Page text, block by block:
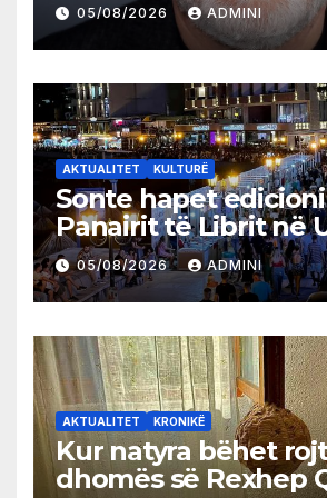
05/08/2026 ADMINI
AKTUALITET KULTURË
Sonte hapet
Panairit të Librit në
05/08/2026 ADMINI
AKTUALITET KRONIKË
Kur natyra bëhet
dhomës së Rexhep